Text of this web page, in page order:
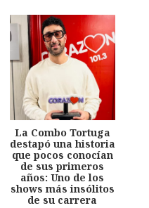
La Combo Tortuga
destapó una historia
que pocos conocían
de sus primeros
años: Uno de los
shows más insólitos
de su carrera